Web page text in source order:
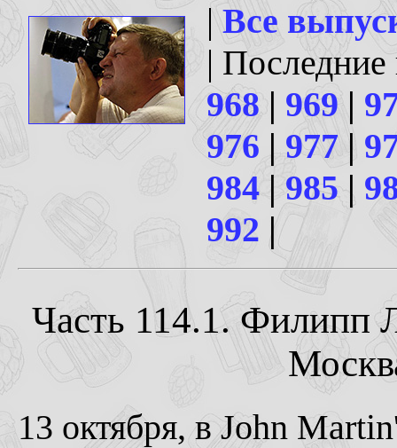
|Все
|
968| 969|
976 | 977 |
984 | 985|
992 |
Часть 114.1. Филипп
13 октября, в John